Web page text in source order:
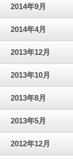
2014年9月
2014年4月
2013年12月
2013年10月
2013年8月
2013年5月
2012年12月